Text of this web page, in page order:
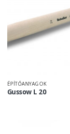
ÉPÍTŐANYAGOK
Gussow L 20